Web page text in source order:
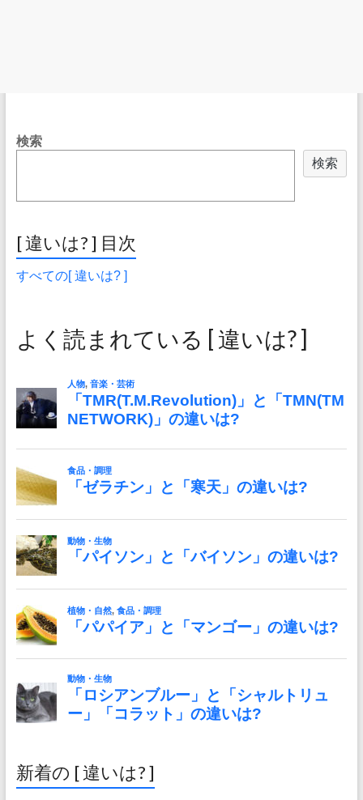
検索
検索
[ 違いは? ] 目次
すべての[ 違いは? ]
よく読まれている [ 違いは? ]
新着の [ 違いは? ]